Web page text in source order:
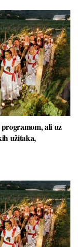
ali uz
užitaka,